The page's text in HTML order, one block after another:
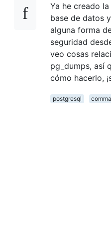
Ya he creado
base de datos
alguna forma
seguridad
veo cosas
pg_dumps, así
cómo hacerlo,
postgresql